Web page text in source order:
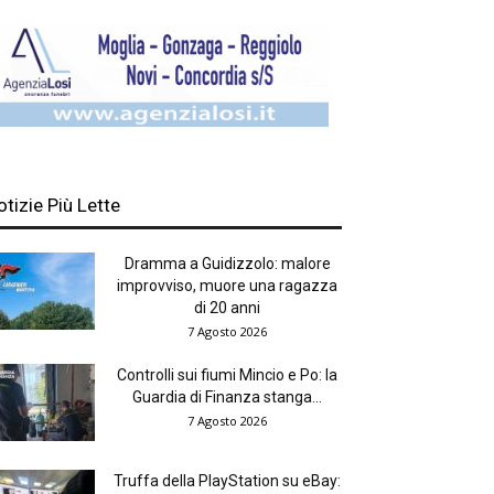
Più Lette
Dramma a Guidizzolo: malore
improvviso, muore una ragazza
di 20 anni
7 Agosto 2026
Controlli sui fiumi Mincio e Po: la
Guardia di Finanza stanga...
7 Agosto 2026
Truffa della PlayStation su eBay: